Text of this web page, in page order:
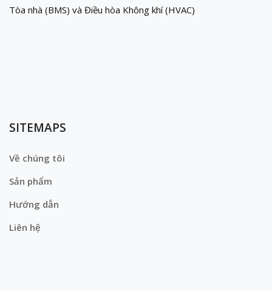
Tòa nhà (BMS) và Điều hòa Không khí (HVAC)
SITEMAPS
Về chúng tôi
Sản phẩm
Hướng dẫn
Liên hệ